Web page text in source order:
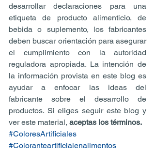
desarrollar declaraciones para una
etiqueta de producto alimenticio, de
bebida o suplemento, los fabricantes
deben buscar orientación para asegurar
el cumplimiento con la autoridad
reguladora apropiada. La intención de
la información provista en este blog es
ayudar a enfocar las ideas del
fabricante sobre el desarrollo de
productos. Si eliges seguir este blog y
ver este material, aceptas los términos.
#ColoresArtificiales
#Coloranteartificialenalimentos